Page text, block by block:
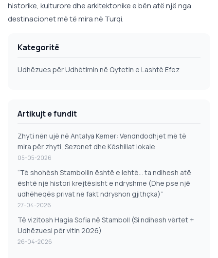
historike, kulturore dhe arkitektonike e bën atë një nga
destinacionet më të mira në Turqi.
Kategoritë
Udhëzues për Udhëtimin në Qytetin e Lashtë Efez
Artikujt e fundit
Zhyti nën ujë në Antalya Kemer: Vendndodhjet më të
mira për zhyti, Sezonet dhe Këshillat lokale
05-05-2026
“Të shohësh Stambollin është e lehtë… ta ndihesh atë
është një histori krejtësisht e ndryshme (Dhe pse një
udhëheqës privat në fakt ndryshon gjithçka)”
27-04-2026
Të vizitosh Hagia Sofia në Stamboll (Si ndihesh vërtet +
Udhëzuesi për vitin 2026)
26-04-2026